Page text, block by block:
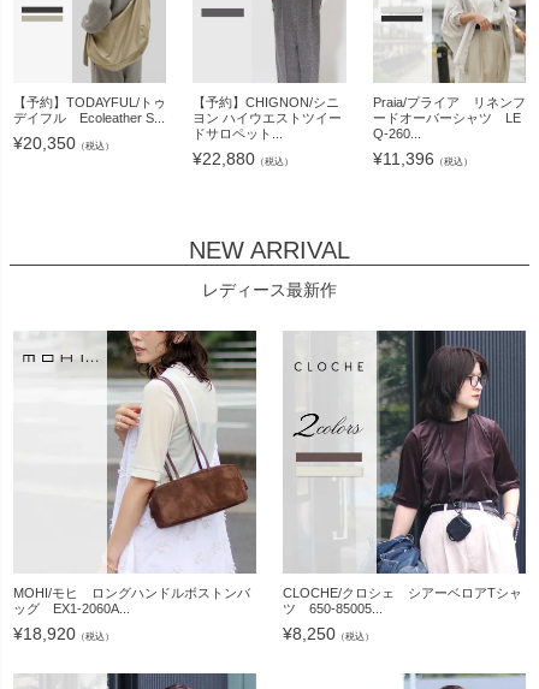
【予約】TODAYFUL/トゥ
デイフル Ecoleather S...
¥20,350 （税込）
【予約】CHIGNON/シニ
ヨン ハイウエストツイー
ドサロペット...
¥22,880 （税込）
Praia/プライア リネンフ
ードオーバーシャツ LE
Q-260...
¥11,396 （税込）
NEW ARRIVAL
レディース最新作
MOHI/モヒ ロングハンドルボストンバ
ッグ EX1-2060A...
¥18,920 （税込）
CLOCHE/クロシェ シアーベロアTシャ
ツ 650-85005...
¥8,250 （税込）